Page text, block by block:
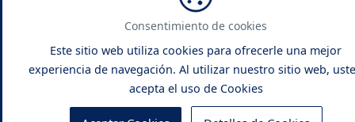
Qué Política - Noticias y Análisis
Inicio
Contacto Sobre Nosotros
Consentimiento de cookies
Este sitio web utiliza cookies para ofrecerle una mejor
experiencia de navegación. Al utilizar nuestro sitio web,
acepta el uso de Cookies